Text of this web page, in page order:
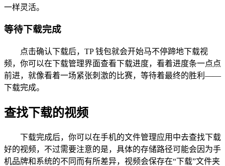
一样灵活。
等待下载完成
点击确认下载后，TP 钱包就会开始马不停蹄地下载视
频，你可以在下载管理界面查看下载进度，看着进度条一点点
前进，就像看着一场紧张刺激的比赛，等待着最终的胜利——
下载完成。
查找下载的视频
下载完成后，你可以在手机的文件管理应用中去查找下载
好的视频，不过需要注意的是，具体的存储路径可能会因为手
机品牌和系统的不同而有所差异，视频会保存在“下载”文件夹